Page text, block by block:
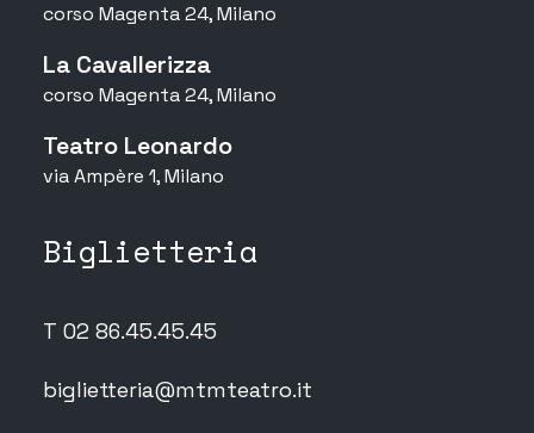
corso Magenta 24, Milano
La Cavallerizza
corso Magenta 24, Milano
Teatro Leonardo
via Ampère 1, Milano
Biglietteria
T 02 86.45.45.45
biglietteria@mtmteatro.it